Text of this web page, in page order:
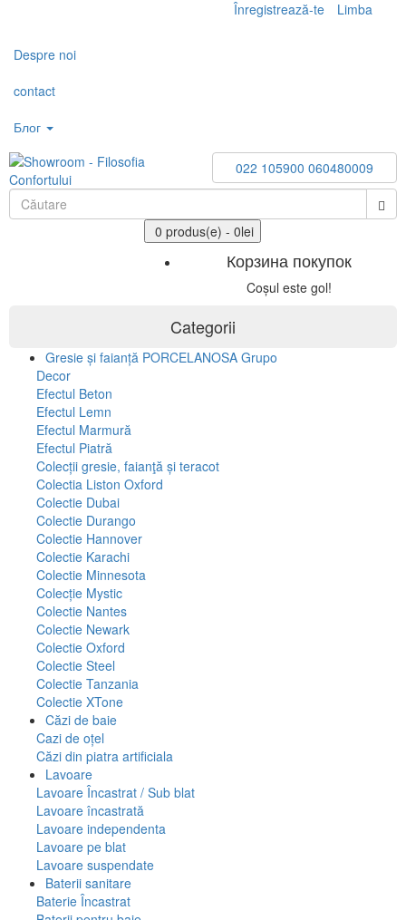
Despre noi
contact
Блог
Înregistrează-te Limba
022 105900 060480009
0 produs(e) - 0lei
Корзина покупок
Coșul este gol!
Categorii
Gresie și faianță PORCELANOSA Grupo
Decor
Efectul Beton
Efectul Lemn
Efectul Marmură
Efectul Piatră
Colecții gresie, faianţă și teracot
Colectia Liston Oxford
Colectie Dubai
Colectie Durango
Colectie Hannover
Colectie Karachi
Colectie Minnesota
Colecție Mystic
Colectie Nantes
Colectie Newark
Colectie Oxford
Colectie Steel
Colectie Tanzania
Colectie XTone
Căzi de baie
Cazi de oțel
Căzi din piatra artificiala
Lavoare
Lavoare Încastrat / Sub blat
Lavoare încastrată
Lavoare independenta
Lavoare pe blat
Lavoare suspendate
Baterii sanitare
Baterie Încastrat